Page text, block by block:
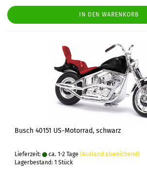
IN DEN WARENKORB
Busch 40151 US-Motorrad, schwarz
Lieferzeit: ca. 1-2 Tage (Ausland abweichend)
Lagerbestand: 1 Stück